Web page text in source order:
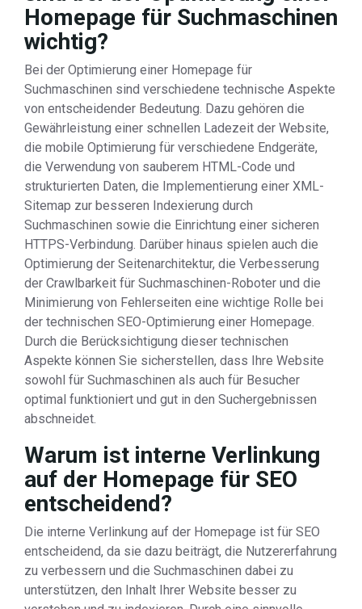
Homepage für Suchmaschinen
wichtig?
Bei der Optimierung einer Homepage für
Suchmaschinen sind verschiedene technische Aspekte
von entscheidender Bedeutung. Dazu gehören die
Gewährleistung einer schnellen Ladezeit der Website,
die mobile Optimierung für verschiedene Endgeräte,
die Verwendung von sauberem HTML-Code und
strukturierten Daten, die Implementierung einer XML-
Sitemap zur besseren Indexierung durch
Suchmaschinen sowie die Einrichtung einer sicheren
HTTPS-Verbindung. Darüber hinaus spielen auch die
Optimierung der Seitenarchitektur, die Verbesserung
der Crawlbarkeit für Suchmaschinen-Roboter und die
Minimierung von Fehlerseiten eine wichtige Rolle bei
der technischen SEO-Optimierung einer Homepage.
Durch die Berücksichtigung dieser technischen
Aspekte können Sie sicherstellen, dass Ihre Website
sowohl für Suchmaschinen als auch für Besucher
optimal funktioniert und gut in den Suchergebnissen
abschneidet.
Warum ist interne Verlinkung
auf der Homepage für SEO
entscheidend?
Die interne Verlinkung auf der Homepage ist für SEO
entscheidend, da sie dazu beiträgt, die Nutzererfahrung
zu verbessern und die Suchmaschinen dabei zu
unterstützen, den Inhalt Ihrer Website besser zu